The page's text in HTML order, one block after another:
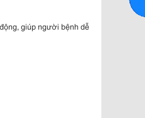
giúp người bệnh dễ